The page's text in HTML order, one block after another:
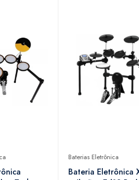
Baterias Eletrônica
Bateria Eletrônica